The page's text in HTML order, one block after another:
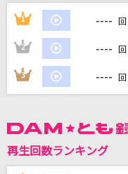
服を着て、恋したい
いぎなり東北産
マーブル
KANA-BOON
WANDS
ハナミズキ
1 ---- 回
2 ---- 回
3 ---- 回
再生回数ランキング